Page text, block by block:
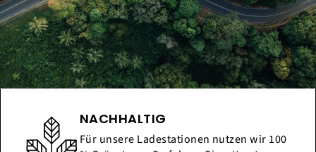
NACHHALTIG
Für unsere Ladestationen nutzen wir 100